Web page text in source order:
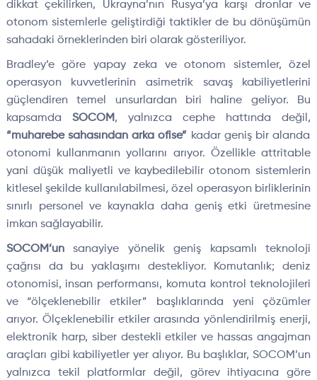
dikkat çekilirken, Ukrayna’nın Rusya’ya karşı dronlar ve
otonom sistemlerle geliştirdiği taktikler de bu dönüşümün
sahadaki örneklerinden biri olarak gösteriliyor.
Bradley’e göre yapay zeka ve otonom sistemler, özel
operasyon kuvvetlerinin asimetrik savaş kabiliyetlerini
güçlendiren temel unsurlardan biri haline geliyor. Bu
kapsamda SOCOM, yalnızca cephe hattında değil,
“muharebe sahasından arka ofise” kadar geniş bir alanda
otonomi kullanmanın yollarını arıyor. Özellikle attritable
yani düşük maliyetli ve kaybedilebilir otonom sistemlerin
kitlesel şekilde kullanılabilmesi, özel operasyon birliklerinin
sınırlı personel ve kaynakla daha geniş etki üretmesine
imkan sağlayabilir.
SOCOM’unsanayiye yönelik geniş kapsamlı teknoloji
çağrısı da bu yaklaşımı destekliyor. Komutanlık; deniz
otonomisi, insan performansı, komuta kontrol teknolojileri
ve “ölçeklenebilir etkiler” başlıklarında yeni çözümler
arıyor. Ölçeklenebilir etkiler arasında yönlendirilmiş enerji,
elektronik harp, siber destekli etkiler ve hassas angajman
araçları gibi kabiliyetler yer alıyor. Bu başlıklar, SOCOM’un
yalnızca tekil platformlar değil, görev ihtiyacına göre